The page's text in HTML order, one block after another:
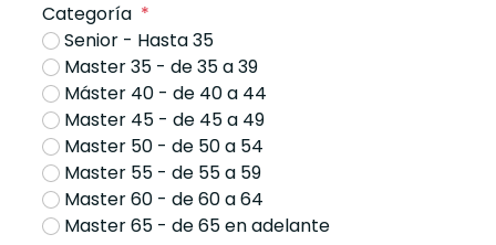
Categoría *
Senior - Hasta 35
Master 35 - de 35 a 39
Máster 40 - de 40 a 44
Master 45 - de 45 a 49
Master 50 - de 50 a 54
Master 55 - de 55 a 59
Master 60 - de 60 a 64
Master 65 - de 65 en adelante